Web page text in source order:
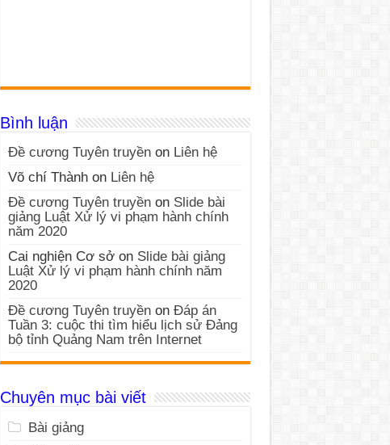
Bình luận
Đề cương Tuyên truyềnon Liên hệ
Võ chí Thànhon Liên hệ
Đề cương Tuyên truyềnon Slide bài
giảng Luật Xử lý vi phạm hành chính
năm 2020
Cai nghiện Cơ sởon Slide bài giảng
Luật Xử lý vi phạm hành chính năm
2020
Đề cương Tuyên truyềnon Đáp án
Tuần 3: cuộc thi tìm hiểu lịch sử Đảng
bộ tỉnh Quảng Nam trên Internet
Chuyên mục bài viết
Bài giảng